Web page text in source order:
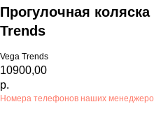
Прогулочная коляска
Trends
Vega Trends
10900,00
р.
Номера телефонов наших